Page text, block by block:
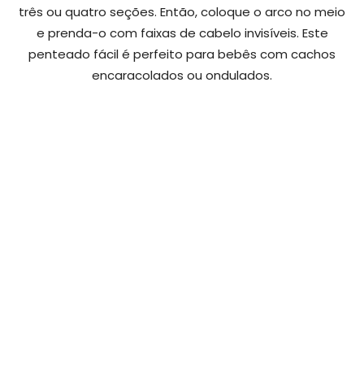
três ou quatro seções. Então, coloque o arco no meio
e prenda-o com faixas de cabelo invisíveis. Este
penteado fácil é perfeito para bebês com cachos
encaracolados ou ondulados.